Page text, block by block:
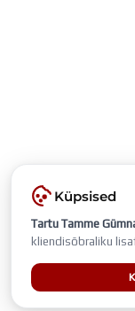
Küpsised
Tartu Tamme
kliendisõbraliku